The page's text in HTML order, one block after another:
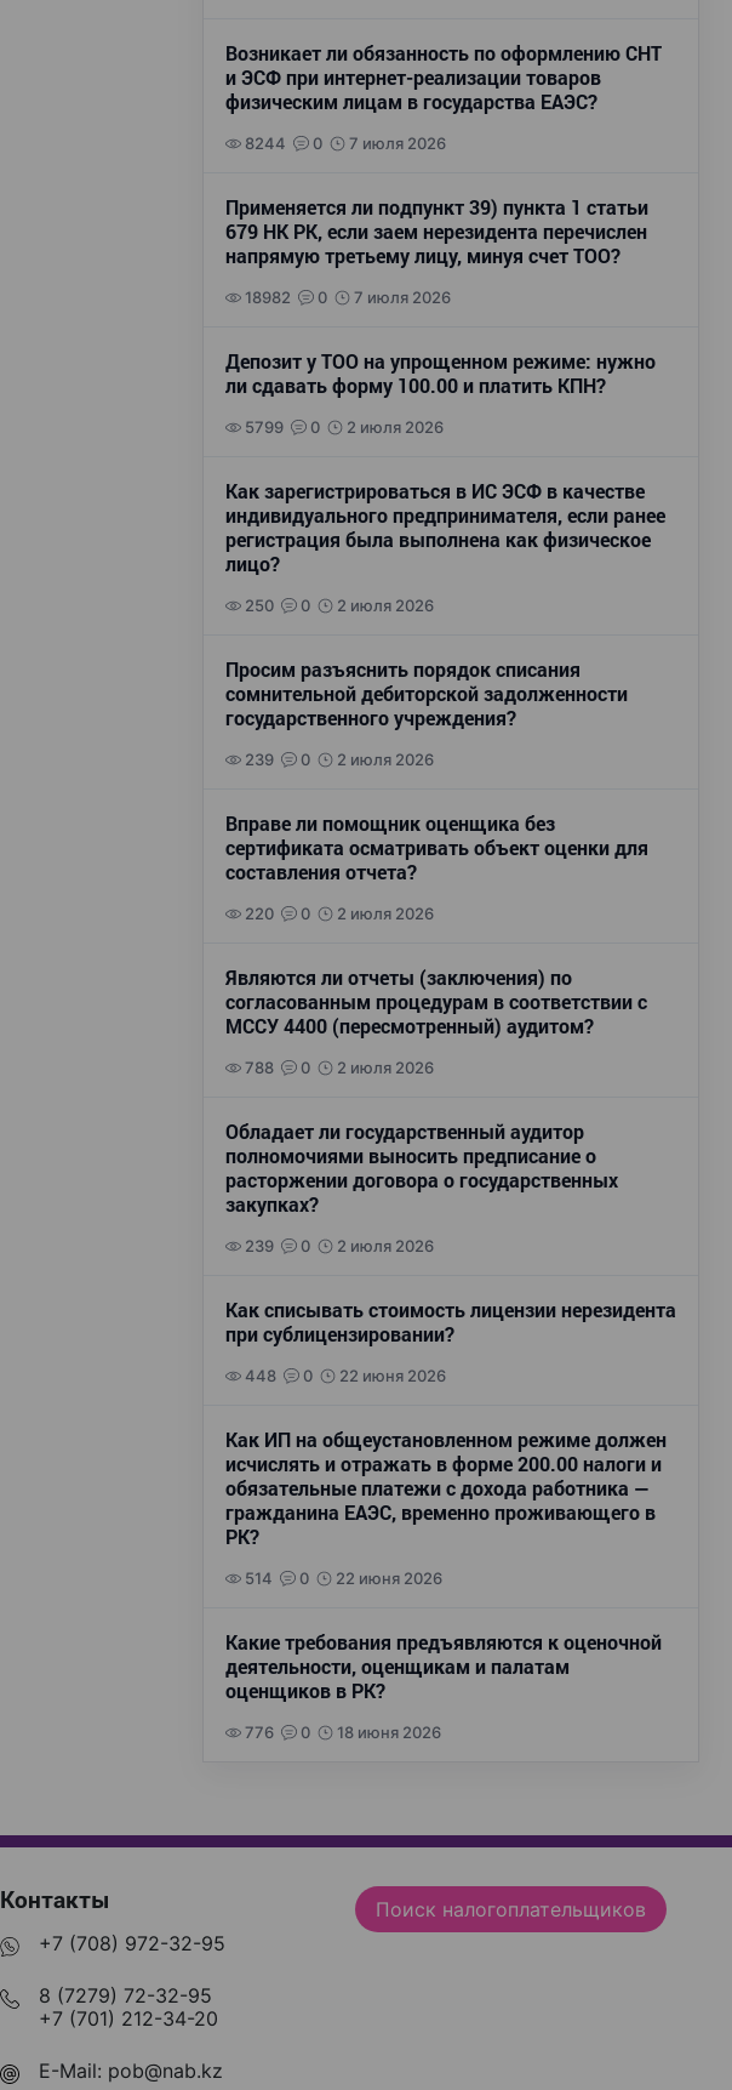
Возникает ли обязанность по оформлению СНТ
и ЭСФ при интернет-реализации товаров
физическим лицам в государства ЕАЭС?
8244 0 7 июля 2026
Применяется ли подпункт 39) пункта 1 статьи
679 НК РК, если заем нерезидента перечислен
напрямую третьему лицу, минуя счет ТОО?
18982 0 7 июля 2026
Депозит у ТОО на упрощенном режиме: нужно
ли сдавать форму 100.00 и платить КПН?
5799 0 2 июля 2026
Как зарегистрироваться в ИС ЭСФ в качестве
индивидуального предпринимателя, если ранее
регистрация была выполнена как физическое
лицо?
250 0 2 июля 2026
Просим разъяснить порядок списания
сомнительной дебиторской задолженности
государственного учреждения?
239 0 2 июля 2026
Вправе ли помощник оценщика без
сертификата осматривать объект оценки для
составления отчета?
220 0 2 июля 2026
Являются ли отчеты (заключения) по
согласованным процедурам в соответствии с
МССУ 4400 (пересмотренный) аудитом?
788 0 2 июля 2026
Обладает ли государственный аудитор
полномочиями выносить предписание о
расторжении договора о государственных
закупках?
239 0 2 июля 2026
Как списывать стоимость лицензии нерезидента
при сублицензировании?
448 0 22 июня 2026
Как ИП на общеустановленном режиме должен
исчислять и отражать в форме 200.00 налоги и
обязательные платежи с дохода работника —
гражданина ЕАЭС, временно проживающего в
РК?
514 0 22 июня 2026
Какие требования предъявляются к оценочной
деятельности, оценщикам и палатам
оценщиков в РК?
776 0 18 июня 2026
Контакты
+7 (708) 972-32-95
8 (7279) 72-32-95
+7 (701) 212-34-20
E-Mail: pob@nab.kz
Поиск налогоплательщиков